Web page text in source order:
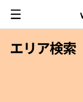
エリア検索